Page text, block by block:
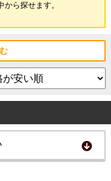
から探せます。